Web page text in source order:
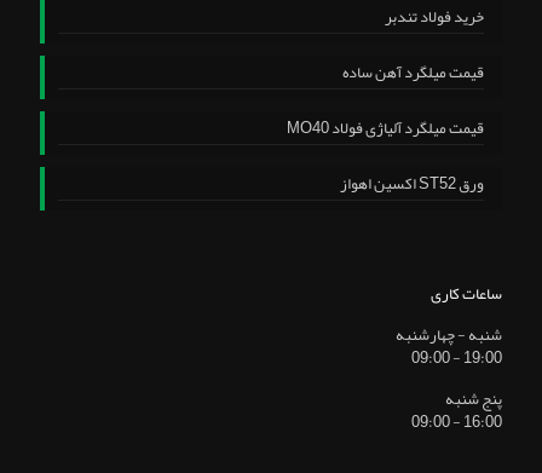
خرید فولاد تندبر
قیمت میلگرد آهن ساده
قیمت میلگرد آلیاژی فولاد MO40
ورق ST52 اکسین اهواز
ساعات کاری
شنبه - چهارشنبه
19:00 - 09:00
پنج شنبه
16:00 - 09:00